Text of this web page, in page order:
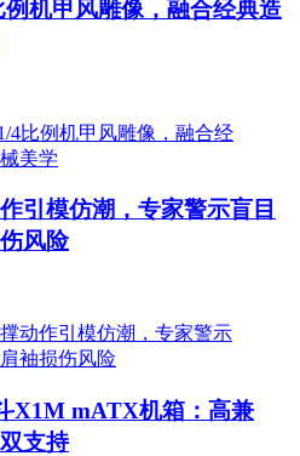
机甲风雕像，融合经典造
引模仿潮，专家警示盲目
风险
X1M mATX机箱：高兼
支持